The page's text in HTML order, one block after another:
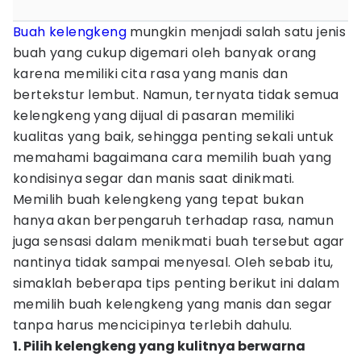
Buah kelengkeng mungkin menjadi salah satu jenis
buah yang cukup digemari oleh banyak orang
karena memiliki cita rasa yang manis dan
bertekstur lembut. Namun, ternyata tidak semua
kelengkeng yang dijual di pasaran memiliki
kualitas yang baik, sehingga penting sekali untuk
memahami bagaimana cara memilih buah yang
kondisinya segar dan manis saat dinikmati.
Memilih buah kelengkeng yang tepat bukan
hanya akan berpengaruh terhadap rasa, namun
juga sensasi dalam menikmati buah tersebut agar
nantinya tidak sampai menyesal. Oleh sebab itu,
simaklah beberapa tips penting berikut ini dalam
memilih buah kelengkeng yang manis dan segar
tanpa harus mencicipinya terlebih dahulu.
1. Pilih kelengkeng yang kulitnya berwarna